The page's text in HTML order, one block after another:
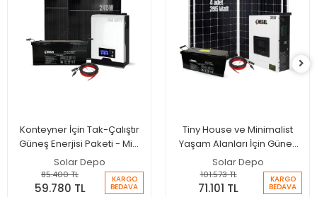
Konteyner İçin Tak-Çalıştır
Güneş Enerjisi Paketi - Mini
Buzdolabı + TV + Hidrofor
Çalıştırır
Solar Depo
85.400 TL
59.780 TL
KARGO
BEDAVA
Tiny House ve Minimalist
Yaşam Alanları İçin Güneş
Enerjisi Paketi
Solar Depo
101.573 TL
71.101 TL
KARGO
BEDAVA